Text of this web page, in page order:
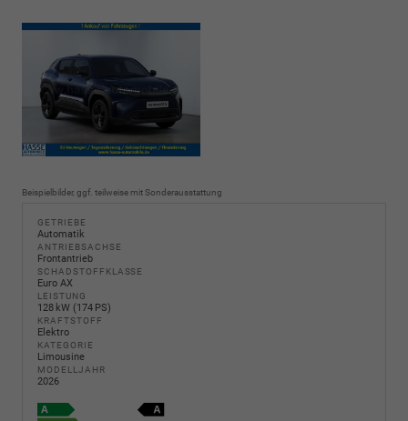
Beispielbilder, ggf. teilweise mit Sonderausstattung
GETRIEBE
Automatik
ANTRIEBSACHSE
Frontantrieb
SCHADSTOFFKLASSE
Euro AX
LEISTUNG
128 kW (174 PS)
KRAFTSTOFF
Elektro
KATEGORIE
Limousine
MODELLJAHR
2026